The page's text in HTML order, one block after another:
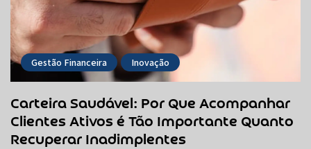
Gestão Financeira Inovação
Carteira Saudável: Por Que Acompanhar
Clientes Ativos é Tão Importante Quanto
Recuperar Inadimplentes